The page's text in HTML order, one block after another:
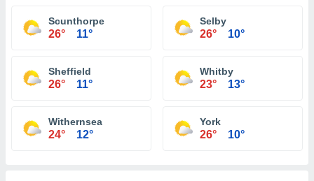
Scunthorpe
26° 11°
Selby
26° 10°
Sheffield
26° 11°
Whitby
23° 13°
Withernsea
24° 12°
York
26° 10°